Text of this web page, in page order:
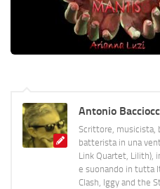
Antonio
Scrittore, musicista,
batterista in una
Link Quartet, Lilith),
e suonando in tutta
Clash, Iggy and the